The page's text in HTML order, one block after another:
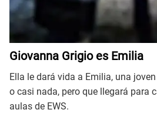
Giovanna Grigio es Emilia
Ella le dará vida a Emilia, una
o casi nada, pero que llegará para
aulas de EWS.